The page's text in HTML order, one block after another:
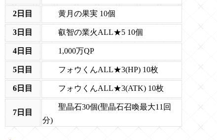
2日目 黄月の果実 10個
3日目 叡智の業火ALL★5 10個
4日目 1,000万QP
5日目 フォウくんALL★3(HP) 10枚
6日目 フォウくんALL★3(ATK) 10枚
7日目
聖晶石30個(聖晶石召喚最大11回
分)